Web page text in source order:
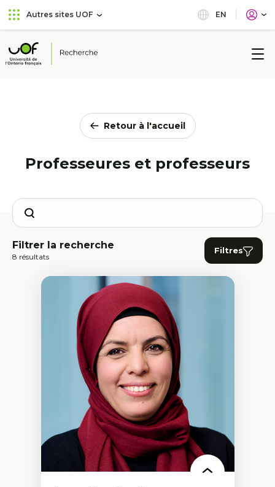
Aller
au
principal
Passer
au
Autres sites UOF EN
Université
Retour à l'accueil
Professeures et professeurs
Search
Filtrer la recherche
8 résultats
Filtres